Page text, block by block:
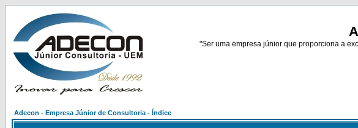
"Ser uma empresa júnior que proporciona a
Adecon - Empresa Júnior de Consultoria - Índice